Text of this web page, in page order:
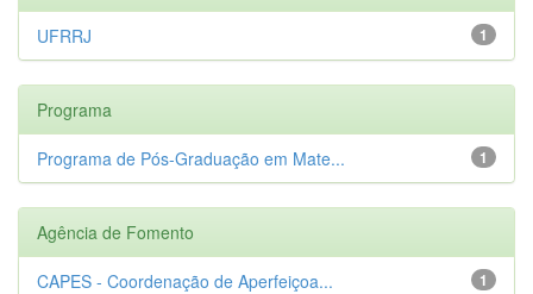
1
UFRRJ
Programa
1
Programa de Pós-Graduação em Mate...
Agência de Fomento
1
CAPES - Coordenação de Aperfeiçoa...